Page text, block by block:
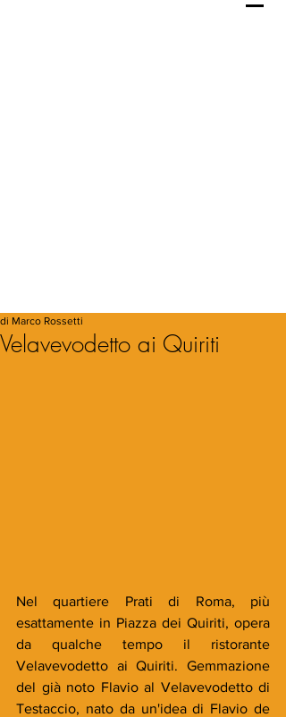
Velavevodetto ai Quiriti
di Marco Rossetti
Nel quartiere Prati di Roma, più
esattamente in Piazza dei Quiriti, opera
da qualche tempo il ristorante
Velavevodetto ai Quiriti. Gemmazione
del già noto Flavio al Velavevodetto di
Testaccio, nato da un'idea di Flavio de